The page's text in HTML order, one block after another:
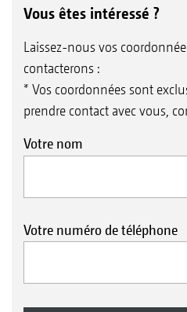
Vous êtes intéressé ?
Laissez-nous vos
contacterons :
* Vos coordonnées sont
prendre contact avec vous,
Votre nom
Votre numéro de téléphone